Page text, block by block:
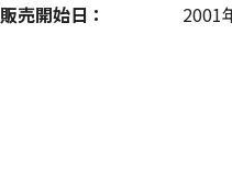
販売開始日： 2001